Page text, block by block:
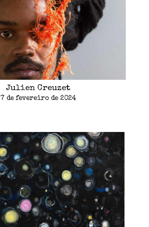
Julien Creuzet
7 de fevereiro de 2024